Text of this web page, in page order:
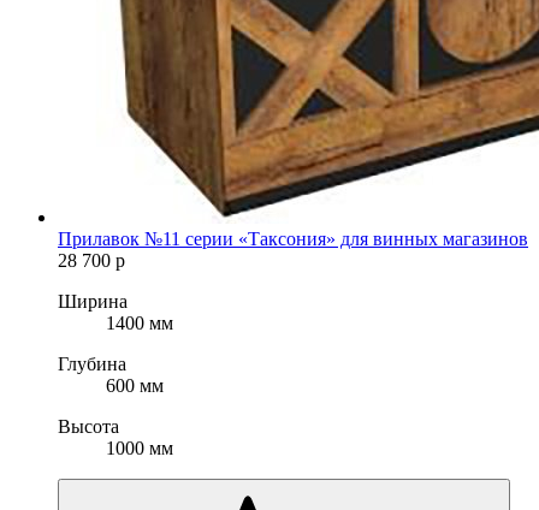
Прилавок №11 серии «Таксония» для винных магазинов
28 700 р
Ширина
1400 мм
Глубина
600 мм
Высота
1000 мм